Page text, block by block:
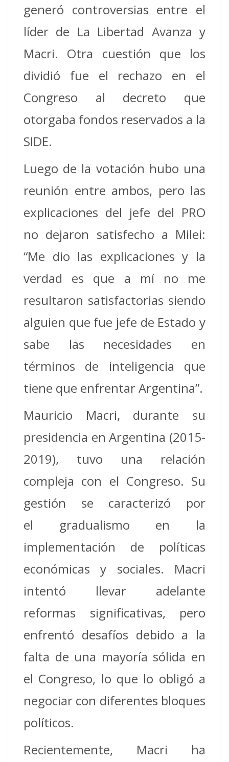
generó controversias entre el
líder de La Libertad Avanza y
Macri. Otra cuestión que los
dividió fue el rechazo en el
Congreso al decreto que
otorgaba fondos reservados a la
SIDE.
Luego de la votación hubo una
reunión entre ambos, pero las
explicaciones del jefe del PRO
no dejaron satisfecho a Milei:
“Me dio las explicaciones y la
verdad es que a mí no me
resultaron satisfactorias siendo
alguien que fue jefe de Estado y
sabe las necesidades en
términos de inteligencia que
tiene que enfrentar Argentina”.
Mauricio Macri, durante su
presidencia en Argentina (2015-
2019), tuvo una relación
compleja con el Congreso. Su
gestión se caracterizó por
el gradualismo en la
implementación de políticas
económicas y sociales. Macri
intentó llevar adelante
reformas significativas, pero
enfrentó desafíos debido a la
falta de una mayoría sólida en
el Congreso, lo que lo obligó a
negociar con diferentes bloques
políticos.
Recientemente, Macri ha